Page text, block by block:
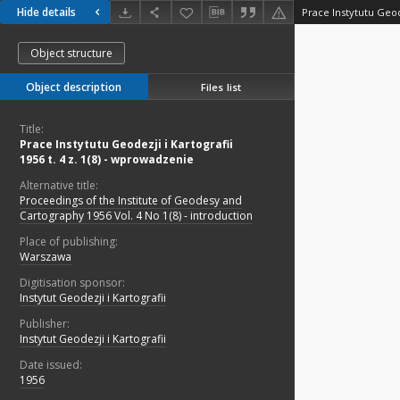
Hide details
Object structure
Object description Files list
Title:
Prace Instytutu Geodezji i Kartografii
1956 t. 4 z. 1(8) - wprowadzenie
Alternative title:
Proceedings of the Institute of Geodesy and
Cartography 1956 Vol. 4 No 1(8) - introduction
Place of publishing:
Warszawa
Digitisation sponsor:
Instytut Geodezji i Kartografii
Publisher:
Instytut Geodezji i Kartografii
Date issued:
1956